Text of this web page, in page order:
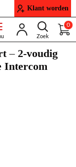
Klant worden
0
– 2-voudig
Intercom